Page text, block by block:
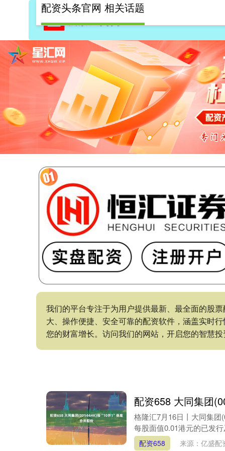
我们的平台专注于为用户提供最新、最全面的股
大、操作便捷、安全可靠的配资软件，涵盖实时
您的财富增长。访问我们的网站，开启您的智慧
配资头条官网 相关话题
配资658 大同集团
格隆汇7月16日丨大同集团
每股面值0.01港元的已发
配资658 来源：亿盛